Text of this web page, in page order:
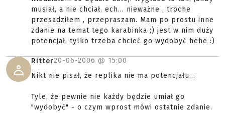
musiał, a nie chciał. ech... nieważne , troche
przesadziłem , przepraszam. Mam po prostu inne
zdanie na temat tego karabinka ;) jest w nim duży
potencjał, tylko trzeba chcieć go wydobyć hehe :)
Ritter20-06-2006 @ 15:00
Nikt nie pisał, że replika nie ma potencjału...
Tyle, że pewnie nie każdy będzie umiał go
"wydobyć" - o czym wprost mówi ostatnie zdanie.